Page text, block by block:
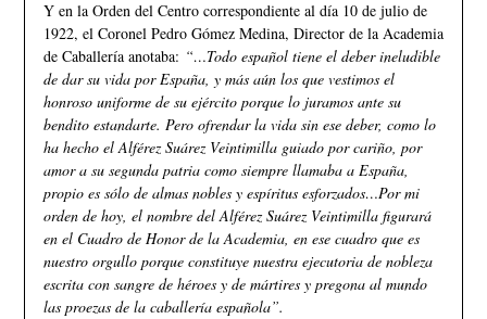
Y en la Orden del Centro correspondiente al día 10 de julio de
1922, el Coronel Pedro Gómez Medina, Director de la Academia
de Caballería anotaba: “…Todo español tiene el deber ineludible
de dar su vida por España, y más aún los que vestimos el
honroso uniforme de su ejército porque lo juramos ante su
bendito estandarte. Pero ofrendar la vida sin ese deber, como lo
ha hecho el Alférez Suárez Veintimilla guiado por cariño, por
amor a su segunda patria como siempre llamaba a España,
propio es sólo de almas nobles y espíritus esforzados…Por mi
orden de hoy, el nombre del Alférez Suárez Veintimilla figurará
en el Cuadro de Honor de la Academia, en ese cuadro que es
nuestro orgullo porque constituye nuestra ejecutoria de nobleza
escrita con sangre de héroes y de mártires y pregona al mundo
las proezas de la caballería española”.